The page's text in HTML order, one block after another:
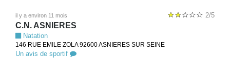
il y a environ 11 mois 2/5
C.N. ASNIERES
Natation
146 RUE EMILE ZOLA 92600 ASNIERES SUR SEINE
Un avis de sportif